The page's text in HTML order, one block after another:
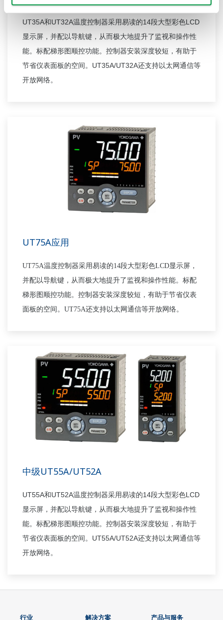
UT35A和 UT32A温度控制器采用易读的14段大型彩色LCD
显示屏，并配以导航键，从而极大地提升了监视和操作性
能。标配梯形图顺控功能。控制器安装深度较短，有助于
节省仪表面板的空间。 UT35A/UT32A还支持以太网通信等
开放网络。
UT75A应用
UT75A温度控制器采用易读的14段大型彩色LCD显示屏，
并配以导航键，从而极大地提升了监视和操作性能。标配
梯形图顺控功能。控制器安装深度较短，有助于节省仪表
面板的空间。 UT75A还支持以太网通信等开放网络。
中级UT55A/UT52A
UT55A和 UT52A温度控制器采用易读的14段大型彩色LCD
显示屏，并配以导航键，从而极大地提升了监视和操作性
能。标配梯形图顺控功能。控制器安装深度较短，有助于
节省仪表面板的空间。 UT55A/UT52A还支持以太网通信等
开放网络。
行业 解决方案 产品与服务